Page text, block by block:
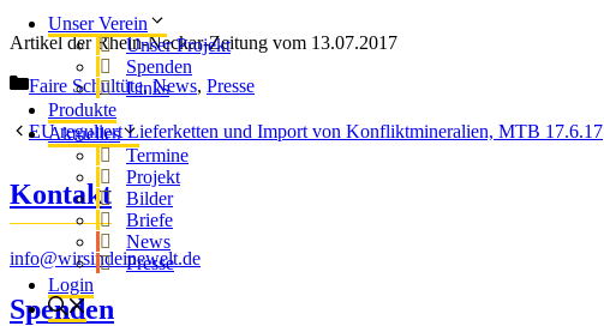
Unser Verein
Unser Projekt
Spenden
Links
Produkte
Aktuelles
Termine
Projekt
Bilder
Briefe
News
Presse
Login
Artikel der Rhein-Neckar-Zeitung vom 13.07.2017
Kategorien
Faire Schultüte,News, Presse
EU reguliert Lieferketten und Import von Konfliktmineralien, MTB 17.6.17
Kontakt
info@wirsindeinewelt.de
Spenden